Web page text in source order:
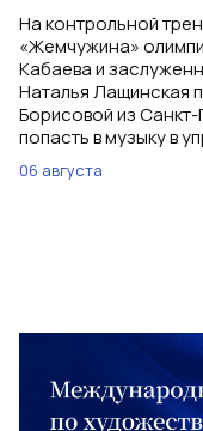
На контрольной
«Жемчужина»
Кабаева и
Наталья Лащинская
Борисовой из
попасть в музыку в
06 августа